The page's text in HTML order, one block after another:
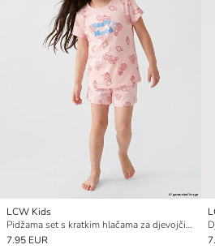
LCW Kids
Pidžama set s kratkim hlačama za djevojčice s okruglim izrezom
7.95 EUR